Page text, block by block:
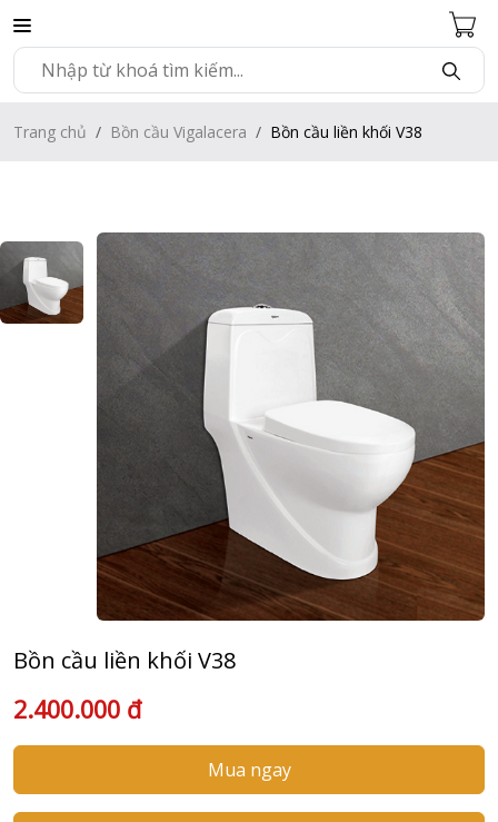
Trang chủ Bồn cầu Vigalacera Bồn cầu liền khối V38
Bồn cầu liền khối V38
2.400.000 đ
Mua ngay